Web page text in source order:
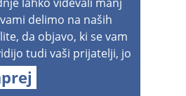
delimo na naših
da objavo, ki se vam
tudi vaši prijatelji, jo